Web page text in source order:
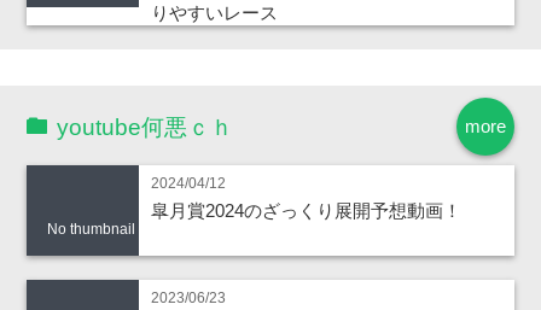
りやすいレース
more
youtube何悪ｃｈ
No thumbnail
2024/04/12
皐月賞2024のざっくり展開予想動画！
2023/06/23